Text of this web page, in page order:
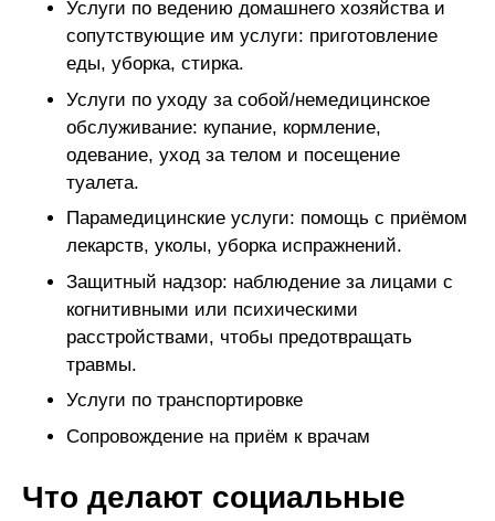
Услуги по ведению домашнего хозяйства и
сопутствующие им услуги: приготовление
еды, уборка, стирка.
Услуги по уходу за собой/немедицинское
обслуживание: купание, кормление,
одевание, уход за телом и посещение
туалета.
Парамедицинские услуги: помощь с приёмом
лекарств, уколы, уборка испражнений.
Защитный надзор: наблюдение за лицами с
когнитивными или психическими
расстройствами, чтобы предотвращать
травмы.
Услуги по транспортировке
Сопровождение на приём к врачам
Что делают социальные